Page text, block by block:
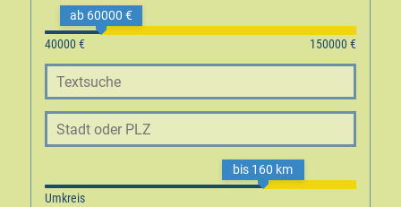
ab 60000 €
bis 160 km